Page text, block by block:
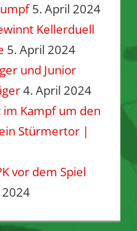
5. April 2024
Kellerduell
5. April 2024
und Junior
4. April 2024
im Kampf um den
Stürmertor |
vor dem Spiel